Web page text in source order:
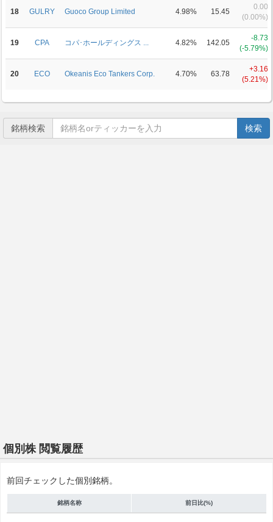
18 GULRY Guoco Group Limited 4.98% 15.45
0.00
(0.00%)
19 CPA コパ･ホールディングス ... 4.82% 142.05
-8.73
(-5.79%)
20 ECO Okeanis Eco Tankers Corp. 4.70% 63.78
+3.16
(5.21%)
銘柄検索 検索
個別株 閲覧履歴
前回チェックした個別銘柄。
銘柄名称 前日比(%)